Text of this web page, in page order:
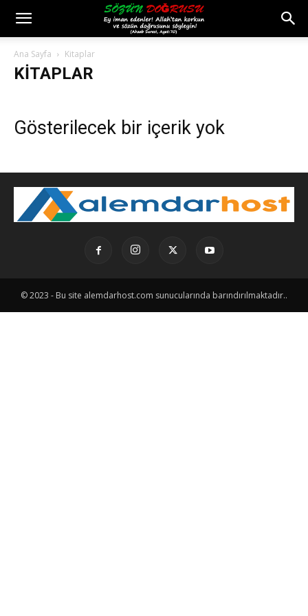
Ana Sayfa Kitaplar
KITAPLAR
Gösterilecek bir içerik yok
© 2023 - Bu site alemdarhost.com sunucularında barındırılmaktadır..